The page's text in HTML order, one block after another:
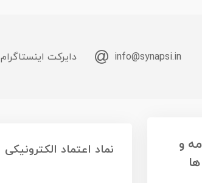
info@synapsi.in دایرکت اینستاگرام
و
نماد اعتماد الکترونیکی